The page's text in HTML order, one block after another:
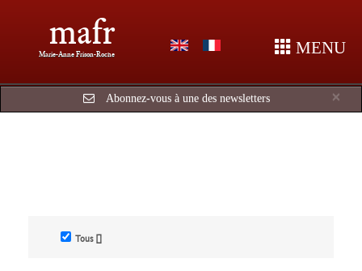
mafr
Marie-Anne Frison-Roche MENU
×
Abonnez-vous à une des newsletters
Tous []